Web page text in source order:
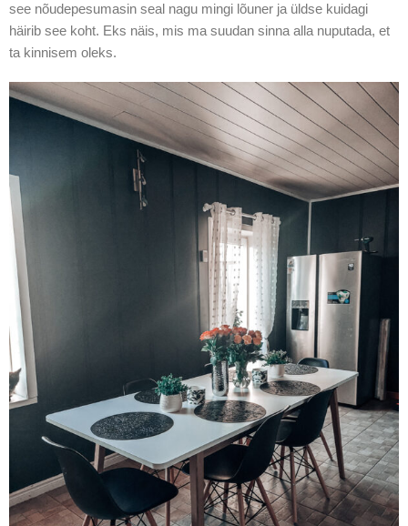
see nõudepesumasin seal nagu mingi lõuner ja üldse kuidagi
häirib see koht. Eks näis, mis ma suudan sinna alla nuputada, et
ta kinnisem oleks.